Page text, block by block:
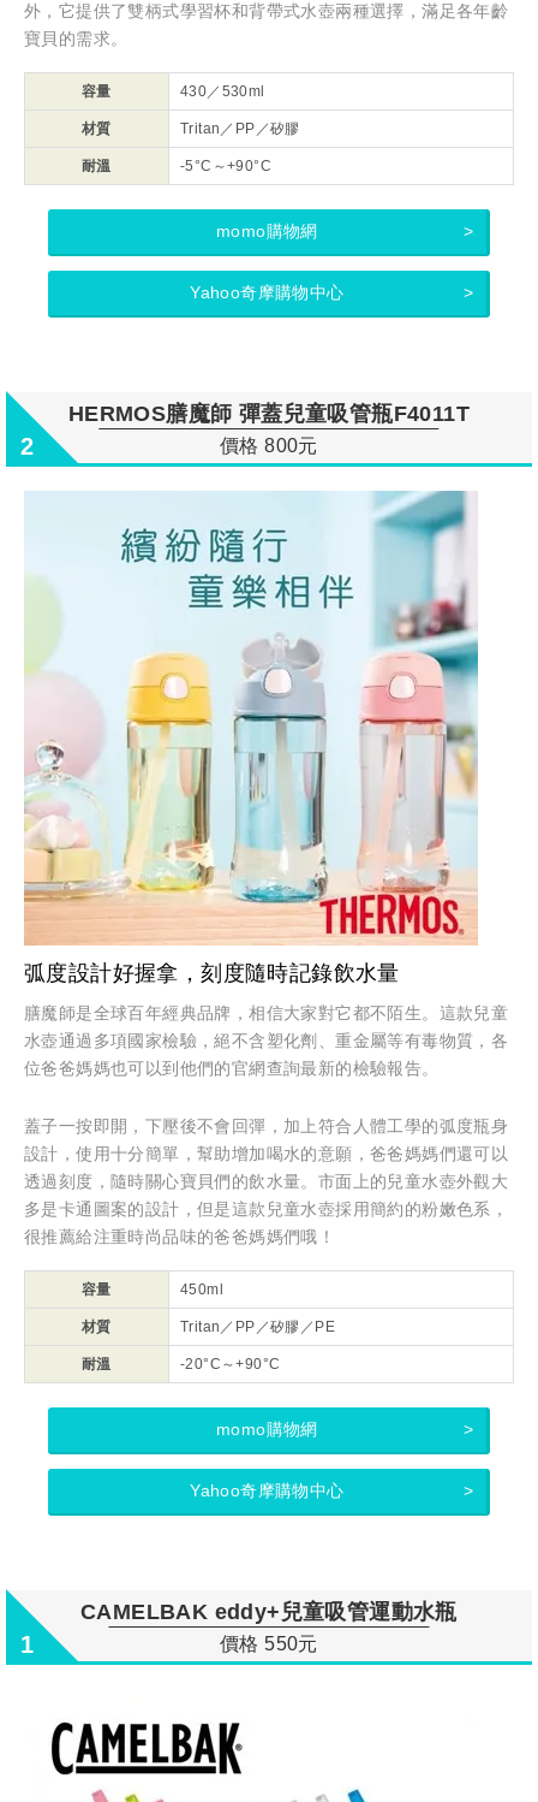
外，它提供了雙柄式學習杯和背帶式水壺兩種選擇，滿足各年齡
寶貝的需求。
容量 430／530ml
材質 Tritan／PP／矽膠
耐溫 -5°C～+90°C
momo購物網
Yahoo奇摩購物中心
2
HERMOS膳魔師 彈蓋兒童吸管瓶F4011T
價格 800元
弧度設計好握拿，刻度隨時記錄飲水量
膳魔師是全球百年經典品牌，相信大家對它都不陌生。這款兒童
水壺通過多項國家檢驗，絕不含塑化劑、重金屬等有毒物質，各
位爸爸媽媽也可以到他們的官網查詢最新的檢驗報告。
蓋子一按即開，下壓後不會回彈，加上符合人體工學的弧度瓶身
設計，使用十分簡單，幫助增加喝水的意願，爸爸媽媽們還可以
透過刻度，隨時關心寶貝們的飲水量。市面上的兒童水壺外觀大
多是卡通圖案的設計，但是這款兒童水壺採用簡約的粉嫩色系，
很推薦給注重時尚品味的爸爸媽媽們哦！
容量 450ml
材質 Tritan／PP／矽膠／PE
耐溫 -20°C～+90°C
momo購物網
Yahoo奇摩購物中心
1
CAMELBAK eddy+兒童吸管運動水瓶
價格 550元